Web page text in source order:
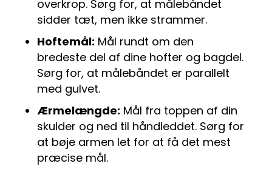
overkrop. Sørg for, at målebåndet
sidder tæt, men ikke strammer.
Hoftemål: Mål rundt om den
bredeste del af dine hofter og bagdel.
Sørg for, at målebåndet er parallelt
med gulvet.
Ærmelængde: Mål fra toppen af din
skulder og ned til håndleddet. Sørg for
at bøje armen let for at få det mest
præcise mål.